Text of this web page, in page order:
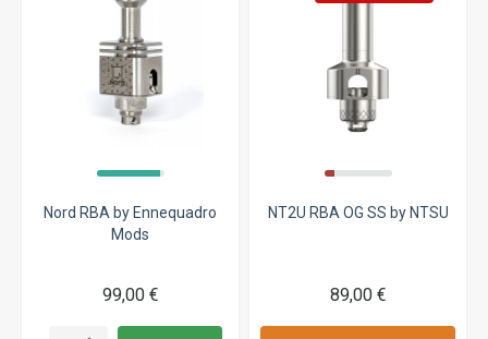
Nord RBA by Ennequadro
Mods
99,00 €
NT2U RBA OG SS by NTSU
89,00 €